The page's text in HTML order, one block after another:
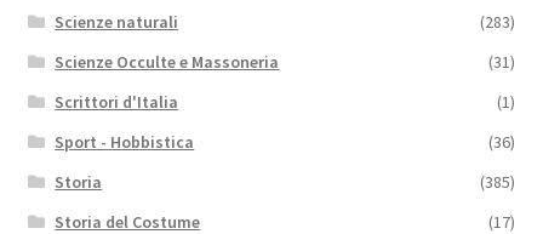
Scienze naturali
(283)
Scienze Occulte e Massoneria
(31)
Scrittori d'Italia
(1)
Sport - Hobbistica
(36)
Storia
(385)
Storia del Costume
(17)